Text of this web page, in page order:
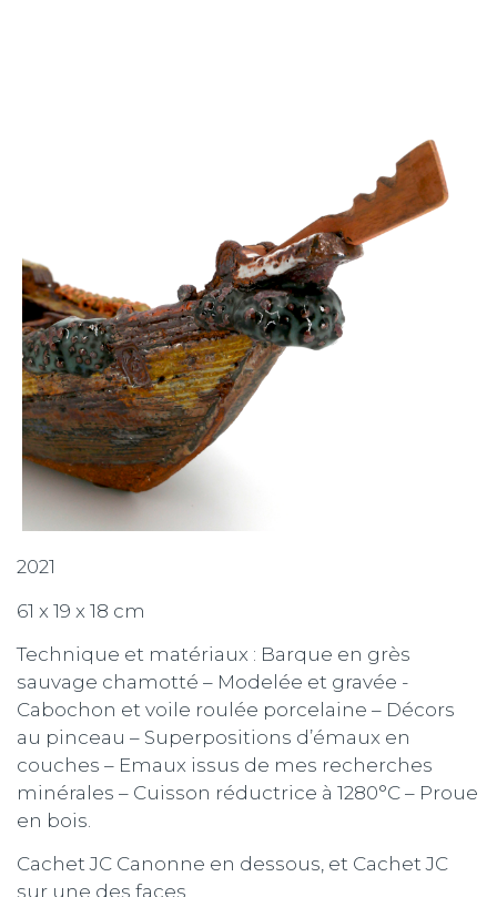
2021
61 x 19 x 18 cm
Technique et matériaux : Barque en grès
sauvage chamotté – Modelée et gravée -
Cabochon et voile roulée porcelaine – Décors
au pinceau – Superpositions d’émaux en
couches – Emaux issus de mes recherches
minérales – Cuisson réductrice à 1280°C – Proue
en bois.
Cachet JC Canonne en dessous, et Cachet JC
sur une des faces